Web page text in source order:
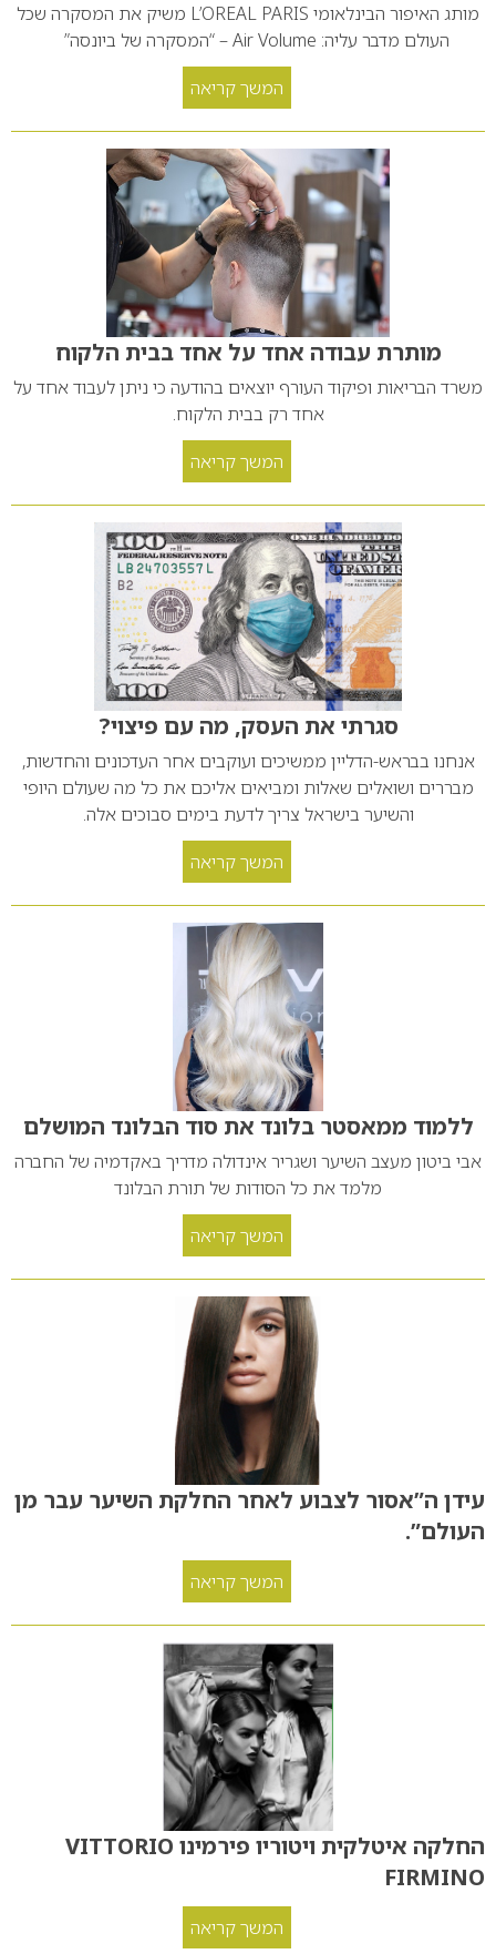
מותג האיפור הבינלאומי L’OREAL PARIS משיק את המסקרה שכל
העולם מדבר עליה: Air Volume – “המסקרה של ביונסה”
המשך קריאה
מותרת עבודה אחד על אחד בבית הלקוח
משרד הבריאות ופיקוד העורף יוצאים בהודעה כי ניתן לעבוד אחד על
אחד רק בבית הלקוח.
המשך קריאה
סגרתי את העסק, מה עם פיצוי?
אנחנו בבראש-הדליין ממשיכים ועוקבים אחר העדכונים והחדשות,
מבררים ושואלים שאלות ומביאים אליכם את כל מה שעולם היופי
והשיער בישראל צריך לדעת בימים סבוכים אלה.
המשך קריאה
ללמוד ממאסטר בלונד את סוד הבלונד המושלם
אבי ביטון מעצב השיער ושגריר אינדולה מדריך באקדמיה של החברה
מלמד את כל הסודות של תורת הבלונד
המשך קריאה
עידן ה”אסור לצבוע לאחר החלקת השיער עבר מן
העולם”.
המשך קריאה
החלקה איטלקית ויטוריו פירמינו VITTORIO
FIRMINO
המשך קריאה